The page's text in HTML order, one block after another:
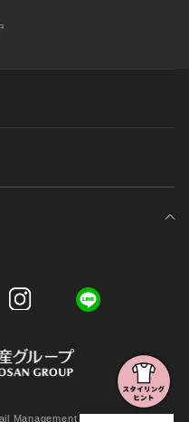
Management Co., Ltd.